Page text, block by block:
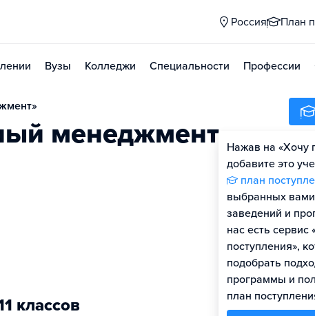
Россия План
Вузы Колледжи Специальности Профессии
менеджмент
классов
Нажав на «Хочу
добавите это
план
выбранных
заведений и
нас есть
поступления»,
подобрать
программы и
план